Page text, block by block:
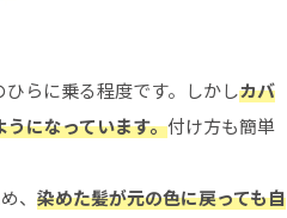
らに乗る程度です。しかしカバ
になっています。付け方も簡単
、 染めた髪が元の色に戻っても自